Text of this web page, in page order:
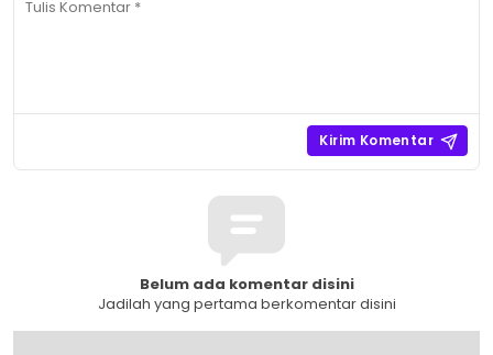
Belum ada komentar disini
Jadilah yang pertama berkomentar disini